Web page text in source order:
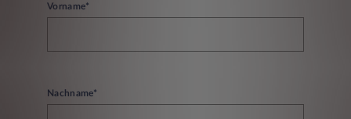
Vorname*
Nachname*